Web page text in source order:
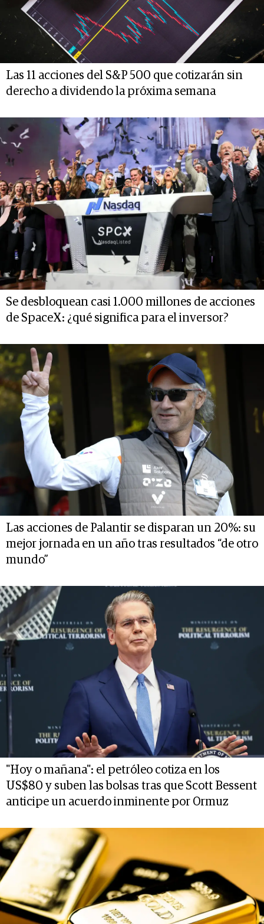
Las 11 acciones del S&P 500 que cotizarán sin
derecho a dividendo la próxima semana
Se desbloquean casi 1.000 millones de acciones
de SpaceX: ¿qué significa para el inversor?
Las acciones de Palantir se disparan un 20%: su
mejor jornada en un año tras resultados “de otro
mundo”
"Hoy o mañana": el petróleo cotiza en los
US$80 y suben las bolsas tras que Scott Bessent
anticipe un acuerdo inminente por Ormuz